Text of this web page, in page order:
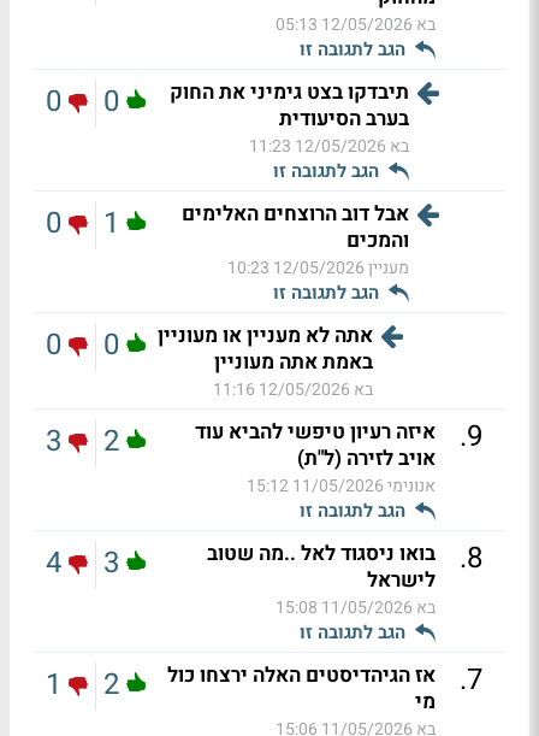
בא 12/05/2026 05:13
הגב לתגובה זו
תיבדקו בצט גימיני את החוק
בערב הסיעודית
בא 12/05/2026 11:23
הגב לתגובה זו
0
0
אבל דוב הרוצחים האלימים
והמכים
מעניין12/05/2026 10:23
הגב לתגובה זו
1
0
אתה לא מעניין או מעוניין
באמת אתה מעוניין
בא 12/05/2026 11:16
0
0
9
.
איזה רעיון טיפשי להביא עוד
אויב לזירה (ל"ת)
אנונימי11/05/2026 15:12
הגב לתגובה זו
2
3
8
.
בואו ניסגוד לאל ..מה שטוב
לישראל
בא 11/05/2026 15:08
הגב לתגובה זו
3
4
7
.
אז הגיהדיסטים האלה ירצחו כול
מי
בא 11/05/2026 15:06
2
1